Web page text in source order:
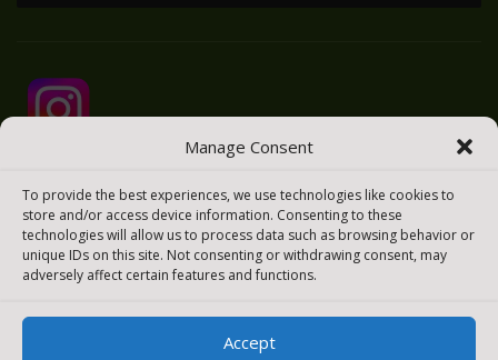
Manage Consent
To provide the best experiences, we use technologies like cookies to
store and/or access device information. Consenting to these
technologies will allow us to process data such as browsing behavior or
unique IDs on this site. Not consenting or withdrawing consent, may
adversely affect certain features and functions.
Accept